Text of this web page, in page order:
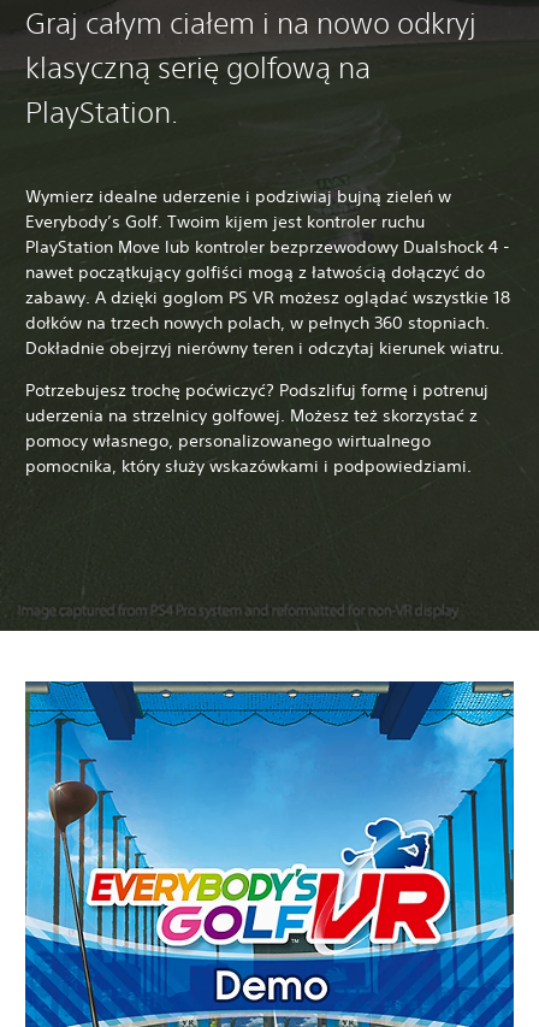
Graj całym ciałem i na nowo odkryj
klasyczną serię golfową na
PlayStation.
Wymierz idealne uderzenie i podziwiaj bujną zieleń w
Everybody’s Golf. Twoim kijem jest kontroler ruchu
PlayStation Move lub kontroler bezprzewodowy Dualshock 4 -
nawet początkujący golfiści mogą z łatwością dołączyć do
zabawy. A dzięki goglom PS VR możesz oglądać wszystkie 18
dołków na trzech nowych polach, w pełnych 360 stopniach.
Dokładnie obejrzyj nierówny teren i odczytaj kierunek wiatru.
Potrzebujesz trochę poćwiczyć? Podszlifuj formę i potrenuj
uderzenia na strzelnicy golfowej. Możesz też skorzystać z
pomocy własnego, personalizowanego wirtualnego
pomocnika, który służy wskazówkami i podpowiedziami.